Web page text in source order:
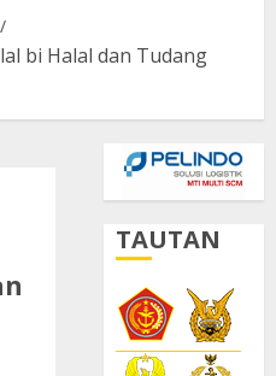
bi Halal dan Tudang
TAUTAN